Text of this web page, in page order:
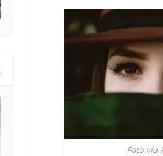
Foto vía